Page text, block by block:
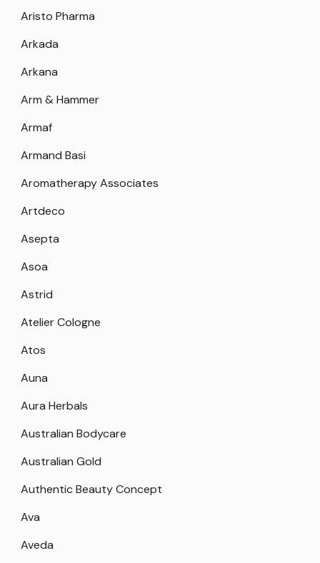
Aristo Pharma
Arkada
Arkana
Arm & Hammer
Armaf
Armand Basi
Aromatherapy Associates
Artdeco
Asepta
Asoa
Astrid
Atelier Cologne
Atos
Auna
Aura Herbals
Australian Bodycare
Australian Gold
Authentic Beauty Concept
Ava
Aveda